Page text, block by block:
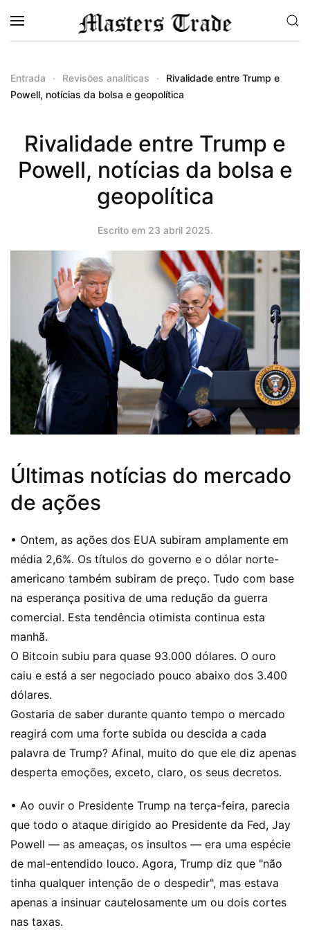
Saltar para o conteúdo principal
Entrada Revisões analíticas
Rivalidade entre Trump e
Powell, notícias da bolsa e geopolítica
Rivalidade entre Trump e
Powell, notícias da bolsa e
geopolítica
Escrito em 23 abril 2025.
Últimas notícias do mercado
de ações
• Ontem, as ações dos EUA subiram amplamente em
média 2,6%. Os títulos do governo e o dólar norte-
americano também subiram de preço. Tudo com base
na esperança positiva de uma redução da guerra
comercial. Esta tendência otimista continua esta
manhã.
O Bitcoin subiu para quase 93.000 dólares. O ouro
caiu e está a ser negociado pouco abaixo dos 3.400
dólares.
Gostaria de saber durante quanto tempo o mercado
reagirá com uma forte subida ou descida a cada
palavra de Trump? Afinal, muito do que ele diz apenas
desperta emoções, exceto, claro, os seus decretos.
• Ao ouvir o Presidente Trump na terça-feira, parecia
que todo o ataque dirigido ao Presidente da Fed, Jay
Powell — as ameaças, os insultos — era uma espécie
de mal-entendido louco. Agora, Trump diz que "não
tinha qualquer intenção de o despedir", mas estava
apenas a insinuar cautelosamente um ou dois cortes
nas taxas.